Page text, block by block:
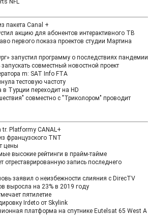
NFL
пакета Canal +
акцию для абонентов интерактивного ТВ
первого показа проектов студии Мартина
запустил программу о последствиях пандемии
запускать совместный новостной проект
m: SAT Info FTA
тестовую частоту
Турции переходит на HD
совместно с "Триколором" проводит
tr. Platformy CANAL+
французского TNT
цены
высокие рейтинги в прайм-тайме
отреставрированную запись последнего
заявил о неизбежности слияния с DirecTV
выросла на 23% в 2019 году
пятилетие
Irdeto от Skylink
платформа на спутнике Eutelsat 65 West A